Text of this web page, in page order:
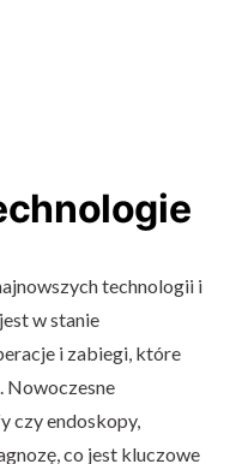
technologii i
w stanie
i zabiegi, które
Nowoczesne
czy endoskopy,
co jest kluczowe